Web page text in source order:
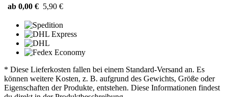
ab 0,00 € 5,90 €
* Diese Lieferkosten fallen bei einem Standard-Versand an. Es
können weitere Kosten, z. B. aufgrund des Gewichts, Größe oder
Eigenschaften der Produkte, entstehen. Diese Informationen findest